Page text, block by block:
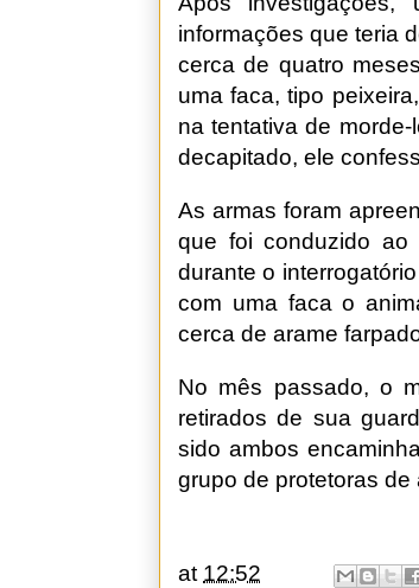
informações que teria
cerca de quatro
uma faca, tipo
na tentativa de
decapitado, ele
As armas foram
que foi conduzido ao
durante o
com uma faca o
cerca de arame
No mês passado, o
retirados de sua
sido ambos
grupo de protetoras de
at 12:52